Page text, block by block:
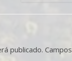
publicado.